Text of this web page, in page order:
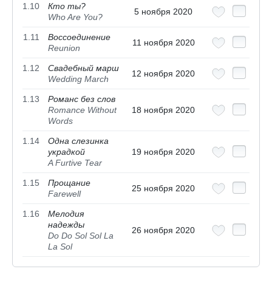
1.10
Кто ты?
Who Are You?
5 ноября 2020
1.11
Воссоединение
Reunion
11 ноября 2020
1.12
Свадебный марш
Wedding March
12 ноября 2020
1.13
Романс без слов
Romance Without
Words
18 ноября 2020
1.14
Одна слезинка
украдкой
A Furtive Tear
19 ноября 2020
1.15
Прощание
Farewell
25 ноября 2020
1.16
Мелодия
надежды
Do Do Sol Sol La
La Sol
26 ноября 2020